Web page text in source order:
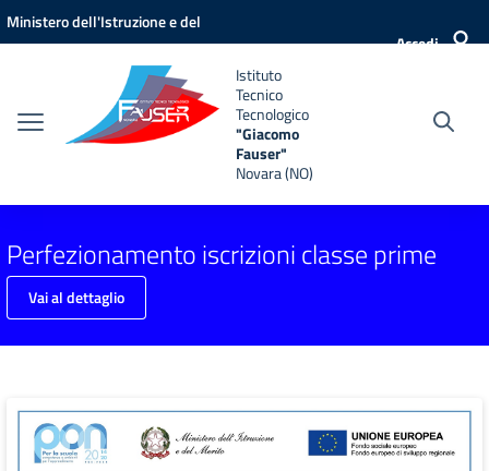
Vai ai contenuti
Vai al menu di navigazione
Vai al footer
Ministero dell'Istruzione e del
Accedi
Istituto
Tecnico
Tecnologico
"Giacomo
Fauser"
Novara (NO)
Perfezionamento iscrizioni classe prime
Vai al dettaglio